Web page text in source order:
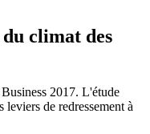
climat des
2017. L'étude
leviers de redressement à